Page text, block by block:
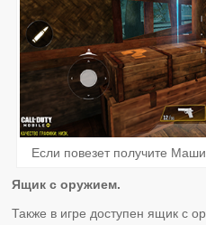
Если повезет получите
Ящик с оружием.
Также в игре доступен ящик с